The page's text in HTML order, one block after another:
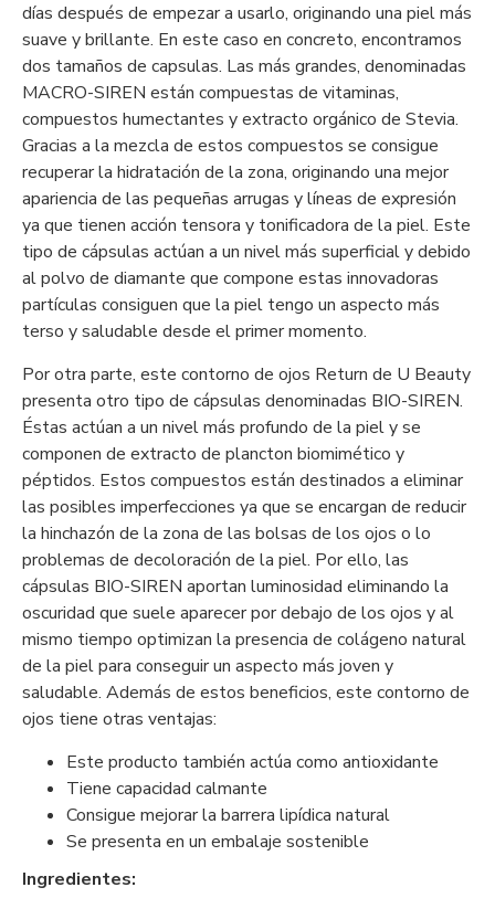
días después de empezar a usarlo, originando una piel más
suave y brillante. En este caso en concreto, encontramos
dos tamaños de capsulas. Las más grandes, denominadas
MACRO-SIREN están compuestas de vitaminas,
compuestos humectantes y extracto orgánico de Stevia.
Gracias a la mezcla de estos compuestos se consigue
recuperar la hidratación de la zona, originando una mejor
apariencia de las pequeñas arrugas y líneas de expresión
ya que tienen acción tensora y tonificadora de la piel. Este
tipo de cápsulas actúan a un nivel más superficial y debido
al polvo de diamante que compone estas innovadoras
partículas consiguen que la piel tengo un aspecto más
terso y saludable desde el primer momento.
Por otra parte, este contorno de ojos Return de U Beauty
presenta otro tipo de cápsulas denominadas BIO-SIREN.
Éstas actúan a un nivel más profundo de la piel y se
componen de extracto de plancton biomimético y
péptidos. Estos compuestos están destinados a eliminar
las posibles imperfecciones ya que se encargan de reducir
la hinchazón de la zona de las bolsas de los ojos o lo
problemas de decoloración de la piel. Por ello, las
cápsulas BIO-SIREN aportan luminosidad eliminando la
oscuridad que suele aparecer por debajo de los ojos y al
mismo tiempo optimizan la presencia de colágeno natural
de la piel para conseguir un aspecto más joven y
saludable. Además de estos beneficios, este contorno de
ojos tiene otras ventajas:
Este producto también actúa como antioxidante
Tiene capacidad calmante
Consigue mejorar la barrera lipídica natural
Se presenta en un embalaje sostenible
Ingredientes: